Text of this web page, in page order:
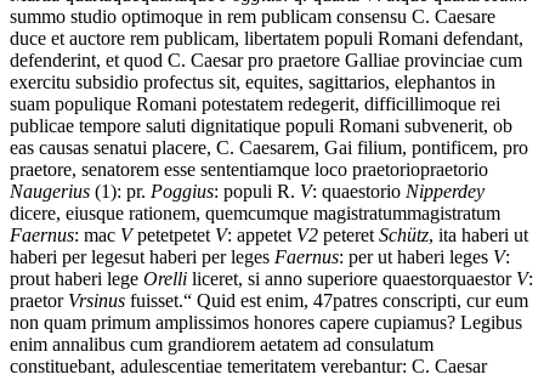
summo studio optimoque in rem publicam consensu C. Caesare
duce et auctore rem publicam, libertatem populi Romani defendant,
defenderint, et quod C. Caesar pro praetore Galliae provinciae cum
exercitu subsidio profectus sit, equites, sagittarios, elephantos in
suam populique Romani potestatem redegerit, difficillimoque rei
publicae tempore saluti dignitatique populi Romani subvenerit, ob
eas causas senatui placere, C. Caesarem, Gai filium, pontificem, pro
praetore, senatorem esse sententiamque loco praetoriopraetorio
Naugerius (1): pr. Poggius: populi R. V: quaestorio Nipperdey
dicere, eiusque rationem, quemcumque magistratummagistratum
Faernus: mac V petetpetet V: appetet V2 peteret Schütz, ita haberi ut
haberi per legesut haberi per leges Faernus: per ut haberi leges V:
prout haberi lege Orelli liceret, si anno superiore quaestorquaestor V:
praetor Vrsinus fuisset.“ Quid est enim, 47patres conscripti, cur eum
non quam primum amplissimos honores capere cupiamus? Legibus
enim annalibus cum grandiorem aetatem ad consulatum
constituebant, adulescentiae temeritatem verebantur: C. Caesar